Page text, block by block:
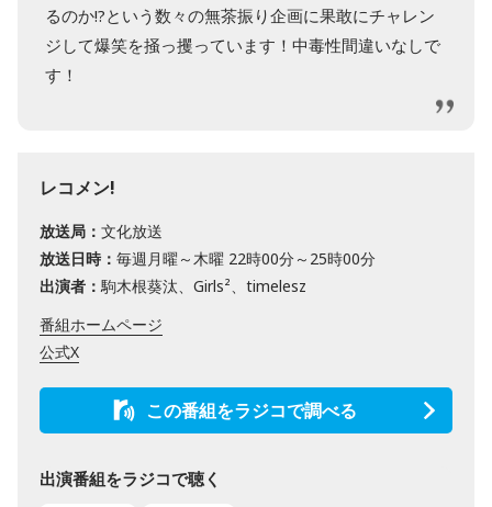
るのか!?という数々の無茶振り企画に果敢にチャレン
ジして爆笑を掻っ攫っています！中毒性間違いなしで
す！
レコメン!
放送局： 文化放送
放送日時： 毎週月曜～木曜 22時00分～25時00分
出演者：駒木根葵汰、Girls²、timelesz
番組ホームページ
公式X
この番組をラジコで調べる
出演番組をラジコで聴く